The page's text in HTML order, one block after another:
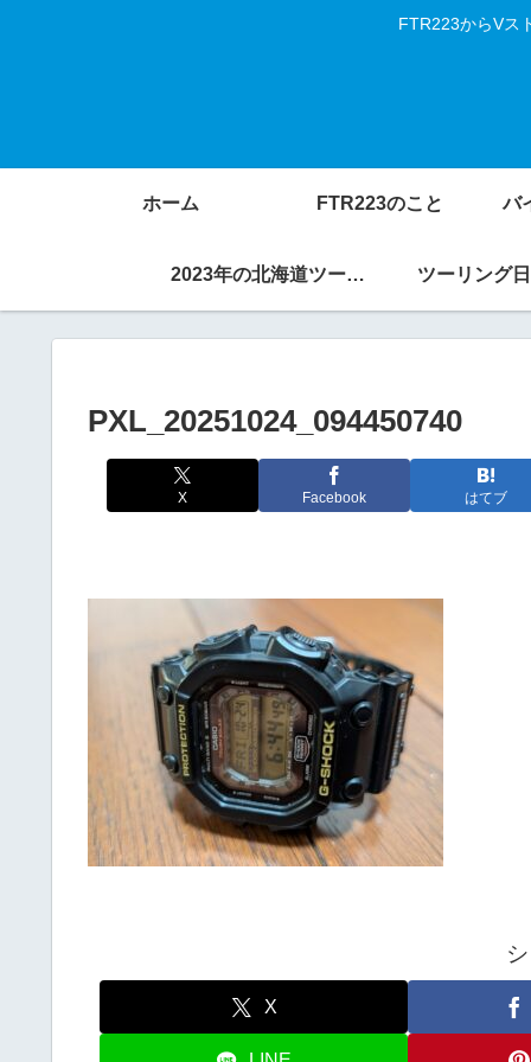
FTR223からVス
ホーム FTR223のこと バ
2023年の北海道ツーリング ツーリング
PXL_20251024_094450740
X Facebook はてブ
X